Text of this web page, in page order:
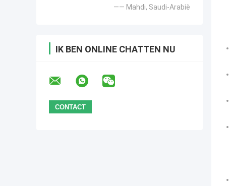
—— Mahdi, Saudi-Arabië
IK BEN ONLINE CHATTEN NU